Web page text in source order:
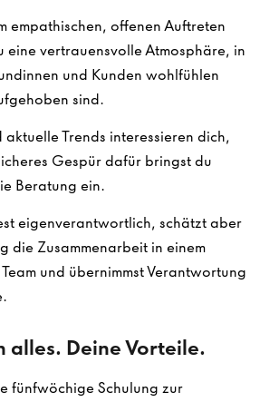
empathischen, offenen Auftreten
eine vertrauensvolle Atmosphäre, in
und Kunden wohlfühlen
sind.
Trends interessieren dich,
Gespür dafür bringst du
Beratung ein.
eigenverantwortlich, schätzt aber
die Zusammenarbeit in einem
und übernimmst Verantwortung
alles. Deine Vorteile.
fünfwöchige Schulung zur